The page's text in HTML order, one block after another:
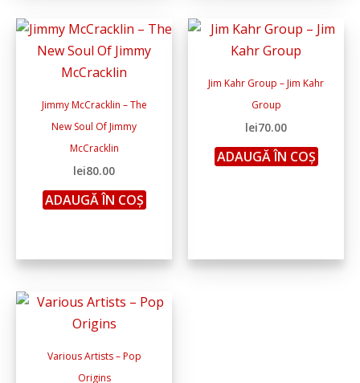
Jimmy McCracklin – The
New Soul Of Jimmy
McCracklin
lei80.00
ADAUGĂ ÎN COȘ
Jim Kahr Group – Jim Kahr
Group
lei70.00
ADAUGĂ ÎN COȘ
Various Artists – Pop
Origins